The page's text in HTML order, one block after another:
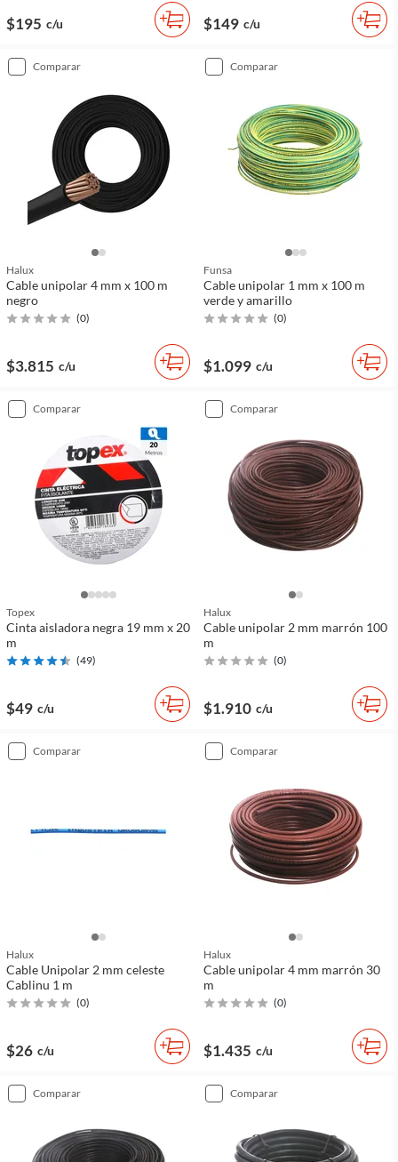
$195 c/u $149 c/u
comparar
Halux
Cable unipolar 4 mm x 100 m
negro
(0)
$3.815 c/u
comparar
Funsa
Cable unipolar 1 mm x 100 m
verde y amarillo
(0)
$1.099 c/u
comparar
Topex
Cinta aisladora negra 19 mm x 20
m
(49)
$49 c/u
comparar
Halux
Cable unipolar 2 mm marrón 100
m
(0)
$1.910 c/u
comparar
Halux
Cable Unipolar 2 mm celeste
Cablinu 1 m
(0)
$26 c/u
comparar
Halux
Cable unipolar 4 mm marrón 30
m
(0)
$1.435 c/u
comparar comparar